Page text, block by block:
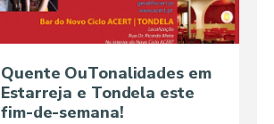
Quente OuTonalidades em
Estarreja e Tondela este
fim-de-semana!